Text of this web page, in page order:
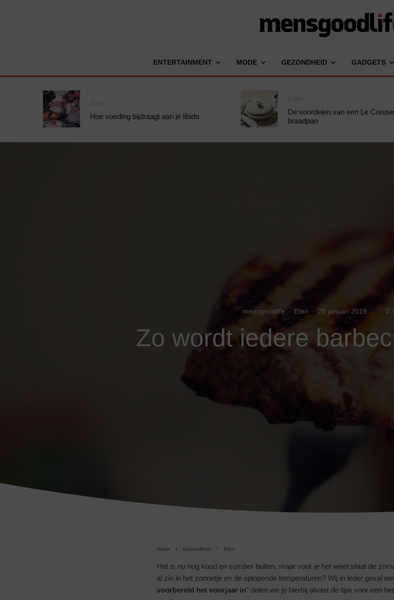
ENTERTAINMENT MODE GEZONDHEID GADGETS
Hoe voeding bijdraagt aan je libido
De voordelen van een Le
braadpan
mensgoodlife · Eten · 28 januari 2019 · · 2
Zo wordt iedere
Home Gezondheid Eten
Het is nu nog koud en somber buiten, maar voor je het weet staat de
al zin in het zonnetje en de oplopende temperaturen? Wij in ieder geval
voorbereid het voorjaar in” delen we je hierbij alvast de tips voor een